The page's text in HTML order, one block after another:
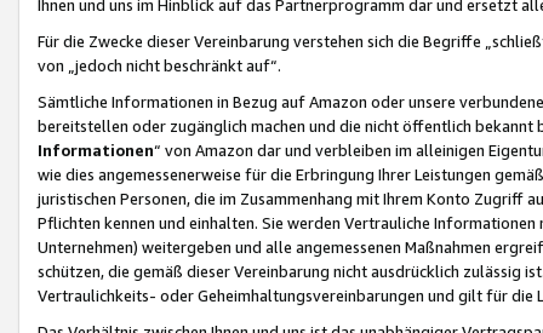
Ihnen und uns im Hinblick auf das Partnerprogramm dar und ersetzt
Für die Zwecke dieser Vereinbarung verstehen sich die Begriffe
von „jedoch nicht beschränkt auf“.
Sämtliche Informationen in Bezug auf Amazon oder unsere
bereitstellen oder zugänglich machen und die nicht öffentlich
Informationen“ von Amazon dar und verbleiben im alleinigen
wie dies angemessenerweise für die Erbringung Ihrer Leistungen
juristischen Personen, die im Zusammenhang mit Ihrem Konto
Pflichten kennen und einhalten. Sie werden Vertrauliche
Unternehmen) weitergeben und alle angemessenen Maßnahmen
schützen, die gemäß dieser Vereinbarung nicht ausdrücklich zulässig
Vertraulichkeits- oder Geheimhaltungsvereinbarungen und gilt für die